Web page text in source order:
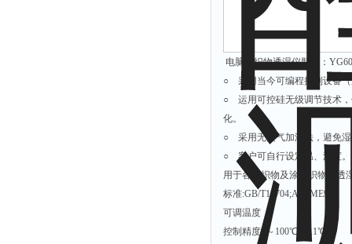
电脑式织物透湿仪型号：
○ 采用当今可编程控制设备
○ 运用可控硅无级调节技术，
化。
○ 采用无蒸气加湿法，避免
○ 客户可自行设定温、湿度
用于各种织物及涂层织物的透
标准:GB/T12704;ASTME96
可调温度
控制精度0～100℃ ±0.1℃